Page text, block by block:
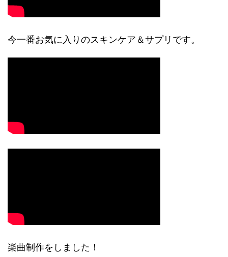
今一番お気に入りのスキンケア＆サプリです。
楽曲制作をしました！